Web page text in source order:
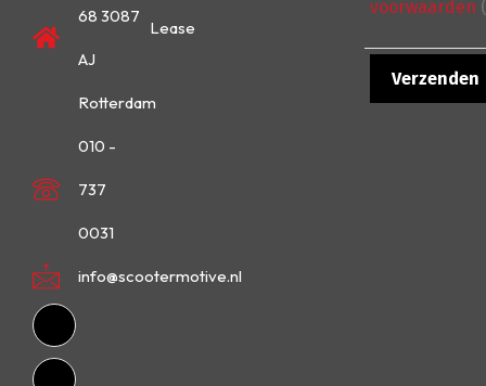
68 3087
AJ
Rotterdam
010 -
737
0031
info@scootermotive.nl
Lease
voorwaarden